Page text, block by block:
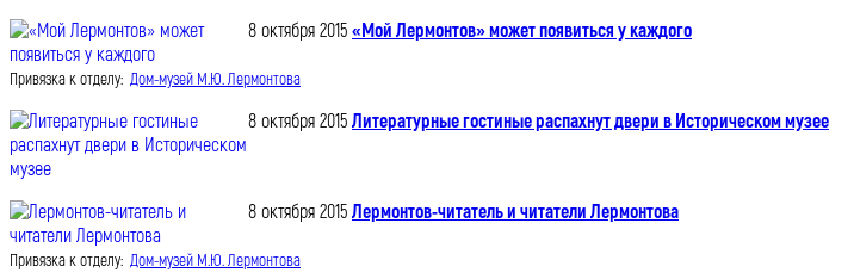
8 октября 2015 «Мой Лермонтов» может появиться у каждого
Привязка к отделу: Дом-музей М.Ю. Лермонтова
8 октября 2015 Литературные гостиные распахнут двери в Историческом музее
8 октября 2015 Лермонтов-читатель и читатели Лермонтова
Привязка к отделу: Дом-музей М.Ю. Лермонтова